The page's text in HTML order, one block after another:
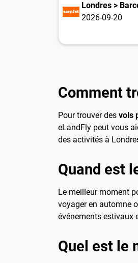
Londres >
2026-09-20
Comment
Pour trouver des vols
eLandFly peut vous
des activités à
Quand est
Le meilleur moment
voyager en automne
événements estivaux
Quel est le